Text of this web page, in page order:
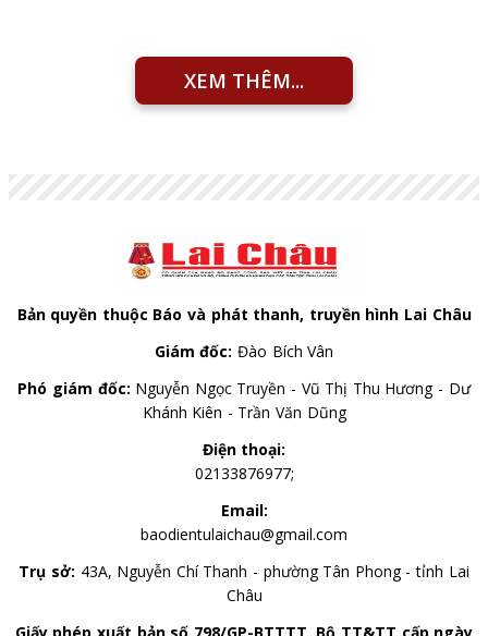
XEM THÊM...
Bản quyền thuộc Báo và phát thanh, truyền hình Lai Châu
Giám đốc: Đào Bích Vân
Phó giám đốc: Nguyễn Ngọc Truyền - Vũ Thị Thu Hương - Dư
Khánh Kiên - Trần Văn Dũng
Điện thoại:
02133876977;
Email:
baodientulaichau@gmail.com
Trụ sở: 43A, Nguyễn Chí Thanh - phường Tân Phong - tỉnh Lai
Châu